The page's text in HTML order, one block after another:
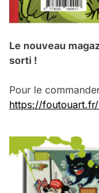
Le nouveau
sorti !
Pour le
https://